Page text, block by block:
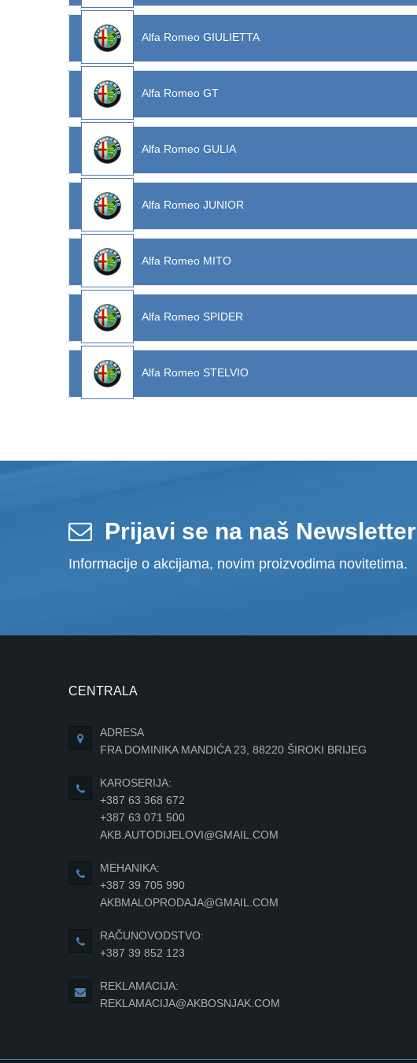
Alfa Romeo GIULIETTA
Alfa Romeo GT
Alfa Romeo GULIA
Alfa Romeo JUNIOR
Alfa Romeo MITO
Alfa Romeo SPIDER
Alfa Romeo STELVIO
Prijavi se na naš Newsletter
Informacije o akcijama, novim proizvodima novitetima.
CENTRALA
ADRESA
FRA DOMINIKA MANDIĆA 23, 88220 ŠIROKI BRIJEG
KAROSERIJA:
+387 63 368 672
+387 63 071 500
AKB.AUTODIJELOVI@GMAIL.COM
MEHANIKA:
+387 39 705 990
AKBMALOPRODAJA@GMAIL.COM
RAČUNOVODSTVO:
+387 39 852 123
REKLAMACIJA:
REKLAMACIJA@AKBOSNJAK.COM